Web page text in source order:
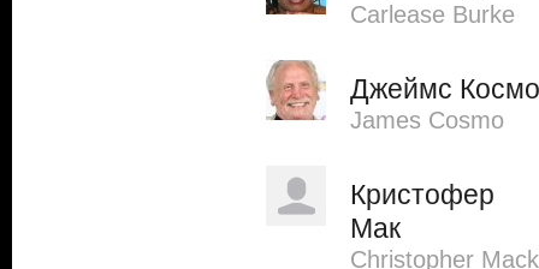
Carlease Burke
Джеймс Космо
James Cosmo
Кристофер
Мак
Christopher Mack